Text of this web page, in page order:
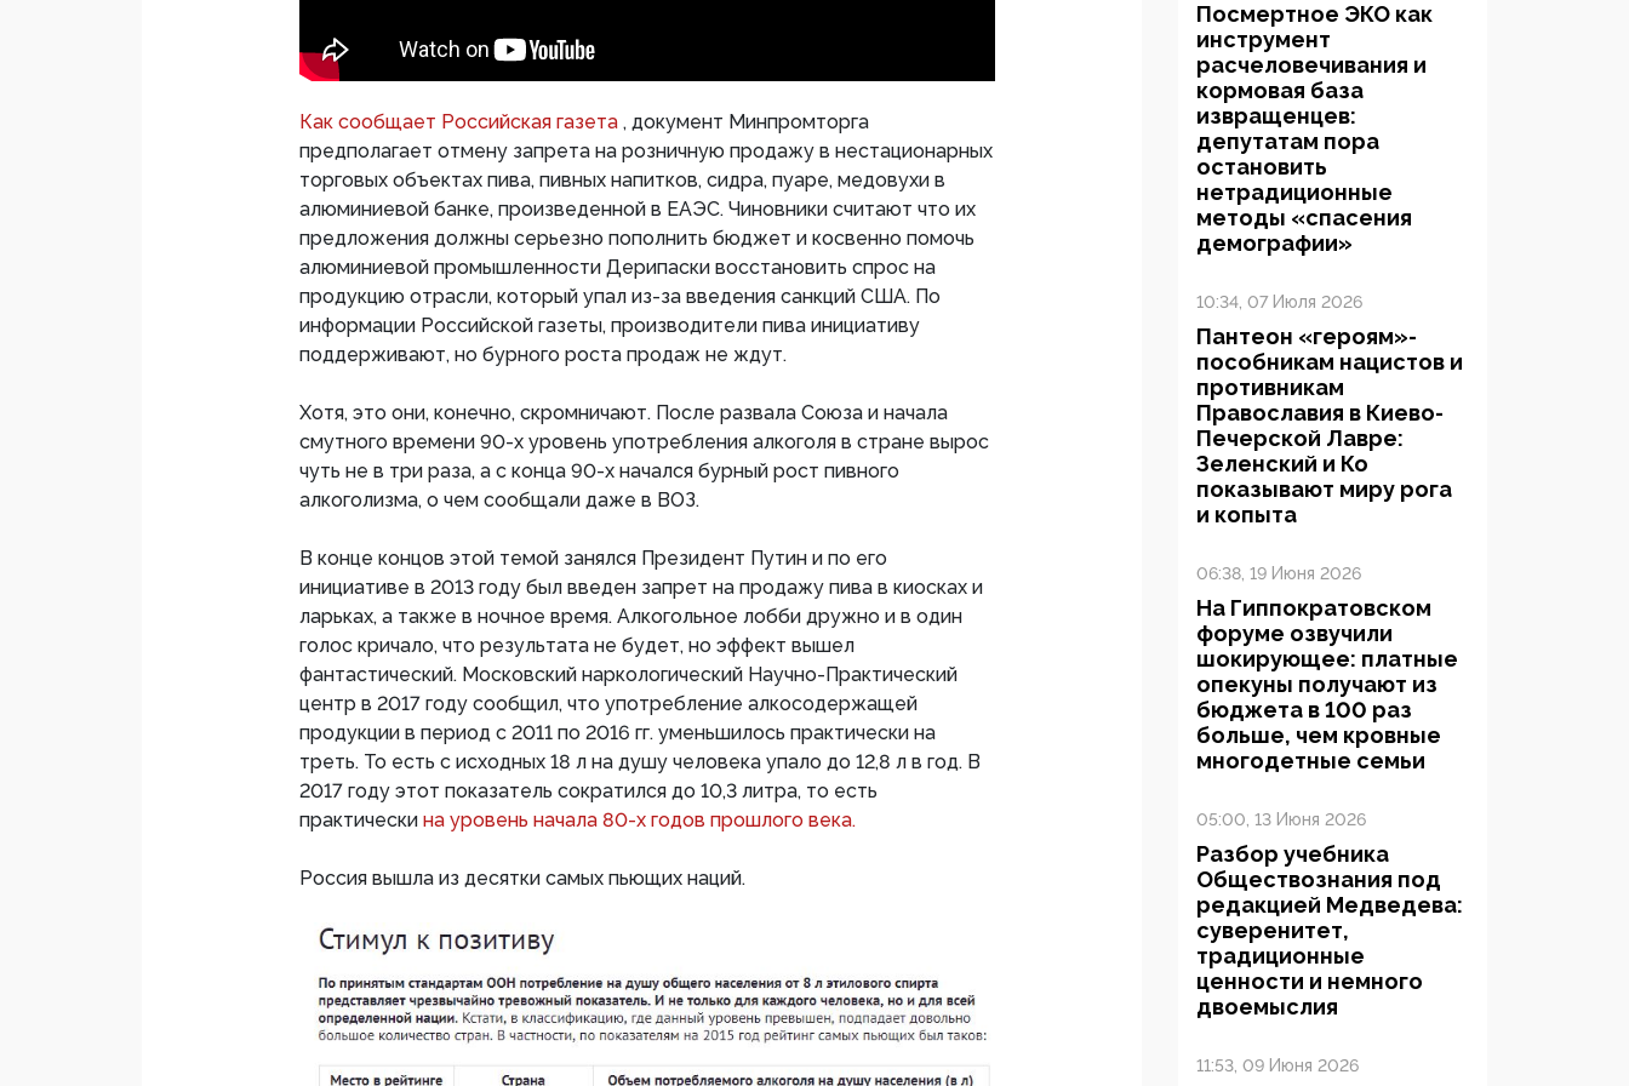
Как сообщает Российская газета , документ Минпромторга
предполагает отмену запрета на розничную продажу в нестационарных
торговых объектах пива, пивных напитков, сидра, пуаре, медовухи в
алюминиевой банке, произведенной в ЕАЭС. Чиновники считают что их
предложения должны серьезно пополнить бюджет и косвенно помочь
алюминиевой промышленности Дерипаски восстановить спрос на
продукцию отрасли, который упал из-за введения санкций США. По
информации Российской газеты, производители пива инициативу
поддерживают, но бурного роста продаж не ждут.
Хотя, это они, конечно, скромничают. После развала Союза и начала
смутного времени 90-х уровень употребления алкоголя в стране вырос
чуть не в три раза, а с конца 90-х начался бурный рост пивного
алкоголизма, о чем сообщали даже в ВОЗ.
В конце концов этой темой занялся Президент Путин и по его
инициативе в 2013 году был введен запрет на продажу пива в киосках и
ларьках, а также в ночное время. Алкогольное лобби дружно и в один
голос кричало, что результата не будет, но эффект вышел
фантастический. Московский наркологический Научно-Практический
центр в 2017 году сообщил, что употребление алкосодержащей
продукции в период с 2011 по 2016 гг. уменьшилось практически на
треть. То есть с исходных 18 л на душу человека упало до 12,8 л в год. В
2017 году этот показатель сократился до 10,3 литра, то есть
практически на уровень начала 80-х годов прошлого века.
Россия вышла из десятки самых пьющих наций.
Посмертное ЭКО как
инструмент
расчеловечивания и
кормовая база
извращенцев:
депутатам пора
остановить
нетрадиционные
методы «спасения
демографии»
10:34, 07 Июля 2026
Пантеон «героям»-
пособникам нацистов и
противникам
Православия в Киево-
Печерской Лавре:
Зеленский и Ко
показывают миру рога
и копыта
06:38, 19 Июня 2026
На Гиппократовском
форуме озвучили
шокирующее: платные
опекуны получают из
бюджета в 100 раз
больше, чем кровные
многодетные семьи
05:00, 13 Июня 2026
Разбор учебника
Обществознания под
редакцией Медведева:
суверенитет,
традиционные
ценности и немного
двоемыслия
11:53, 09 Июня 2026